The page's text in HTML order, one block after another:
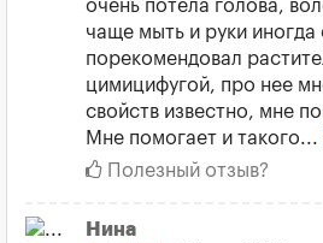
очень потела голова,
чаще мыть и руки иногда
порекомендовал
цимицифугой, про нее
свойств известно, мне
Мне помогает и такого...
Полезный отзыв?
Нина